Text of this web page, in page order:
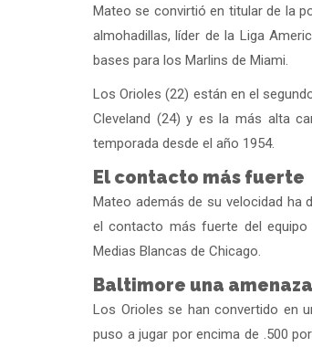
Mateo se convirtió en titular de la
almohadillas, líder de la Liga
bases para los Marlins de Miami.
Los Orioles (22) están en el
Cleveland (24) y es la más alta
temporada desde el año 1954.
El contacto más fuerte
Mateo además de su velocidad ha
el contacto más fuerte del
Medias Blancas de Chicago.
Baltimore una amenaza
Los Orioles se han convertido en
puso a jugar por encima de .500